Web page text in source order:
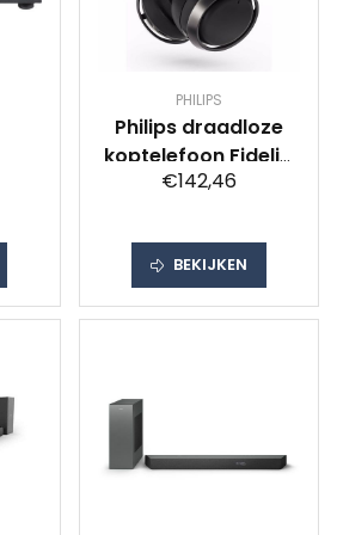
PHILIPS
Philips draadloze
koptelefoon Fidelio
L3/00 (Zwart)
€142,46
BEKIJKEN